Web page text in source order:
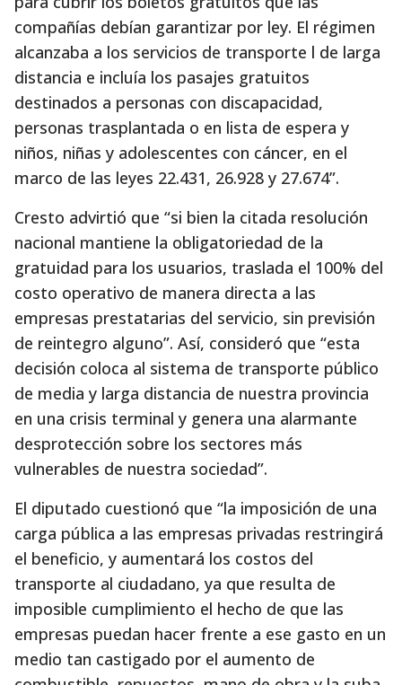
compañías debían garantizar por ley. El régimen
alcanzaba a los servicios de transporte l de larga
distancia e incluía los pasajes gratuitos
destinados a personas con discapacidad,
personas trasplantada o en lista de espera y
niños, niñas y adolescentes con cáncer, en el
marco de las leyes 22.431, 26.928 y 27.674”.
Cresto advirtió que “si bien la citada resolución
nacional mantiene la obligatoriedad de la
gratuidad para los usuarios, traslada el 100% del
costo operativo de manera directa a las
empresas prestatarias del servicio, sin previsión
de reintegro alguno”. Así, consideró que “esta
decisión coloca al sistema de transporte público
de media y larga distancia de nuestra provincia
en una crisis terminal y genera una alarmante
desprotección sobre los sectores más
vulnerables de nuestra sociedad”.
El diputado cuestionó que “la imposición de una
carga pública a las empresas privadas restringirá
el beneficio, y aumentará los costos del
transporte al ciudadano, ya que resulta de
imposible cumplimiento el hecho de que las
empresas puedan hacer frente a ese gasto en un
medio tan castigado por el aumento de